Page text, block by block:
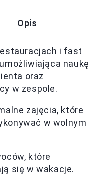
Opis
i fast
naukę
oraz
w zespole.
zajęcia, które
w wolnym
które
się w wakacje.